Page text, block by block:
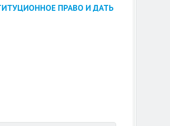
ПРАВО И ДАТЬ